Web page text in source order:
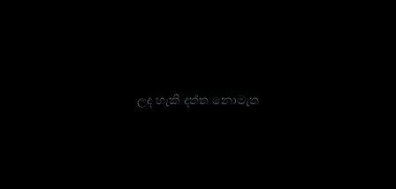
ලද හැකි දත්ත නොමැත